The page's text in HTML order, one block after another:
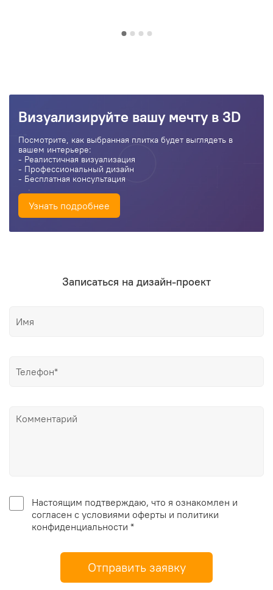
Визуализируйте вашу мечту в 3D
Посмотрите, как выбранная плитка будет выглядеть в
вашем интерьере:
- Реалистичная визуализация
- Профессиональный дизайн
- Бесплатная консультация
Узнать подробнее
Записаться на дизайн-проект
Настоящим подтверждаю, что я ознакомлен и
согласен с условиями оферты и политики
конфиденциальности *
Отправить заявку